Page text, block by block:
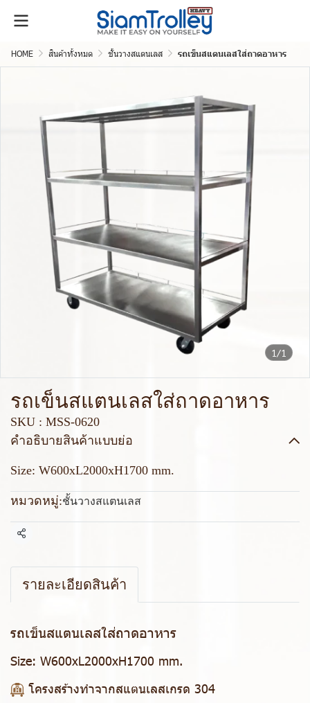
HOME สินค้าทั้งหมด ชั้นวางสแตนเลส รถเข็นสแตนเลสใส่ถาดอาหาร
1/1
รถเข็นสแตนเลสใส่ถาดอาหาร
SKU : MSS-0620
คำอธิบายสินค้าแบบย่อ
Size: W600xL2000xH1700 mm.
หมวดหมู่:ชั้นวางสแตนเลส
แชร์
รายละเอียดสินค้า
รถเข็นสแตนเลสใส่ถาดอาหาร
Size: W600xL2000xH1700 mm.
โครงสร้างทำจากสแตนเลสเกรด 304